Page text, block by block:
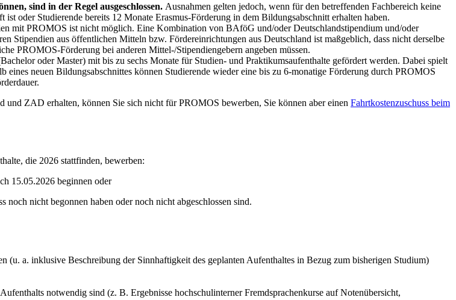
sind in der Regel ausgeschlossen. Ausnahmen gelten jedoch, wenn für den betreffenden Fachbereich keine
oder Studierende bereits 12 Monate Erasmus-Förderung in dem Bildungsabschnitt erhalten haben.
mit PROMOS ist nicht möglich. Eine Kombination von BAföG und/oder Deutschlandstipendium und/oder
aus öffentlichen Mitteln bzw. Fördereinrichtungen aus Deutschland ist maßgeblich, dass nicht derselbe
PROMOS-Förderung bei anderen Mittel-/Stipendiengebern angeben müssen.
oder Master) mit bis zu sechs Monate für Studien- und Praktikumsaufenthalte gefördert werden. Dabei spielt
neuen Bildungsabschnittes können Studierende wieder eine bis zu 6-monatige Förderung durch PROMOS
ZAD erhalten, können Sie sich nicht für PROMOS bewerben, Sie können aber einen Fahrtkostenzuschuss beim
die 2026 stattfinden, bewerben:
15.05.2026 beginnen oder
nicht begonnen haben oder noch nicht abgeschlossen sind.
(u. a. inklusive Beschreibung der Sinnhaftigkeit des geplanten Aufenthaltes in Bezug zum bisherigen Studium)
notwendig sind (z. B. Ergebnisse hochschulinterner Fremdsprachenkurse auf Notenübersicht,